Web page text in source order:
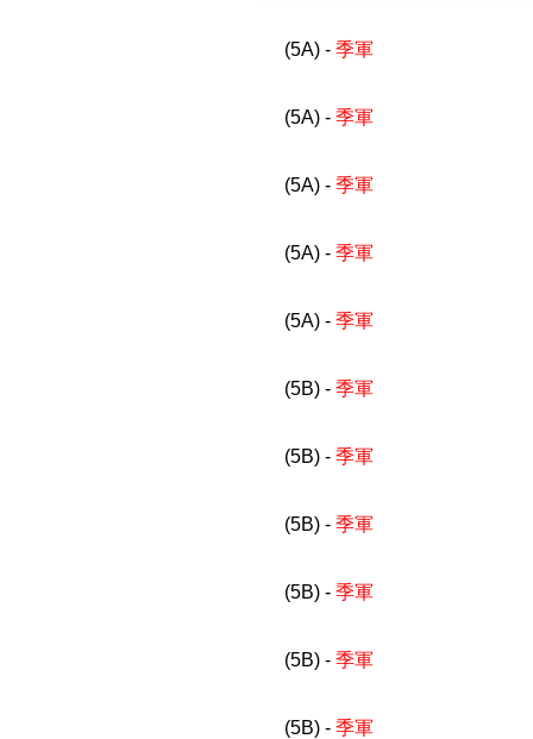
(5A) - 季軍
(5A) - 季軍
(5A) - 季軍
(5A) - 季軍
(5A) - 季軍
(5B) - 季軍
(5B) - 季軍
(5B) - 季軍
(5B) - 季軍
(5B) - 季軍
(5B) - 季軍